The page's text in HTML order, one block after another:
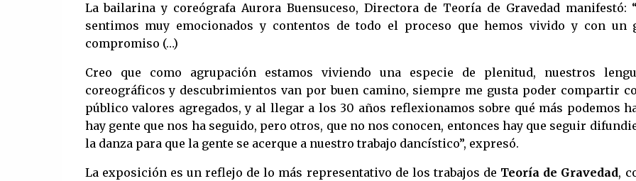
La bailarina y coreógrafa Aurora Buensuceso, Directora de Teoría de Gravedad manifestó:
sentimos muy emocionados y contentos de todo el proceso que hemos vivido y con un
compromiso (…)
Creo que como agrupación estamos viviendo una especie de plenitud, nuestros
coreográficos y descubrimientos van por buen camino, siempre me gusta poder compartir
público valores agregados, y al llegar a los 30 años reflexionamos sobre qué más podemos
hay gente que nos ha seguido, pero otros, que no nos conocen, entonces hay que seguir
la danza para que la gente se acerque a nuestro trabajo dancístico”, expresó.
La exposición es un reflejo de lo más representativo de los trabajos de Teoría de Gravedad,